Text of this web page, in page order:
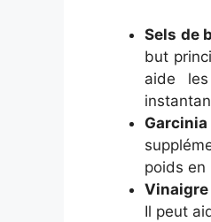
Sels de
but
aide
poids en
Vinaigre
Il peut